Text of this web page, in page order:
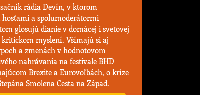
rádia Devín, v ktorom
hosťami a spolumoderátormi
glosujú dianie v domácej i svetovej
myslení. Všímajú si aj
a zmenách v hodnotovom
nahrávania na festivale BHD
Brexite a Eurovoľbách, o kríze
Smolena Cesta na Západ.